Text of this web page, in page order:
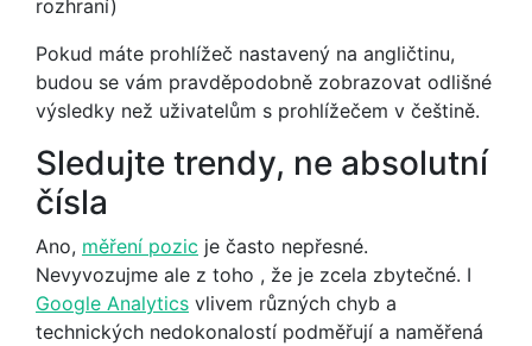
rozhraní)
Pokud máte prohlížeč nastavený na angličtinu,
budou se vám pravděpodobně zobrazovat odlišné
výsledky než uživatelům s prohlížečem v češtině.
Sledujte trendy, ne absolutní
čísla
Ano, měření pozic je často nepřesné.
Nevyvozujme ale z toho , že je zcela zbytečné. I
Google Analytics vlivem různých chyb a
technických nedokonalostí podměřují a naměřená